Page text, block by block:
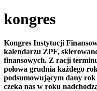
kongres
Kongres Instytucji
kalendarzu ZPF,
finansowych. Z racji
połowa grudnia każdego
podsumowującym dany
czeka nas w roku